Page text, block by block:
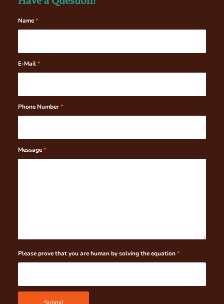
Name*
E-Mail*
Phone Number*
Message*
Please prove that you are human by solving the equation*